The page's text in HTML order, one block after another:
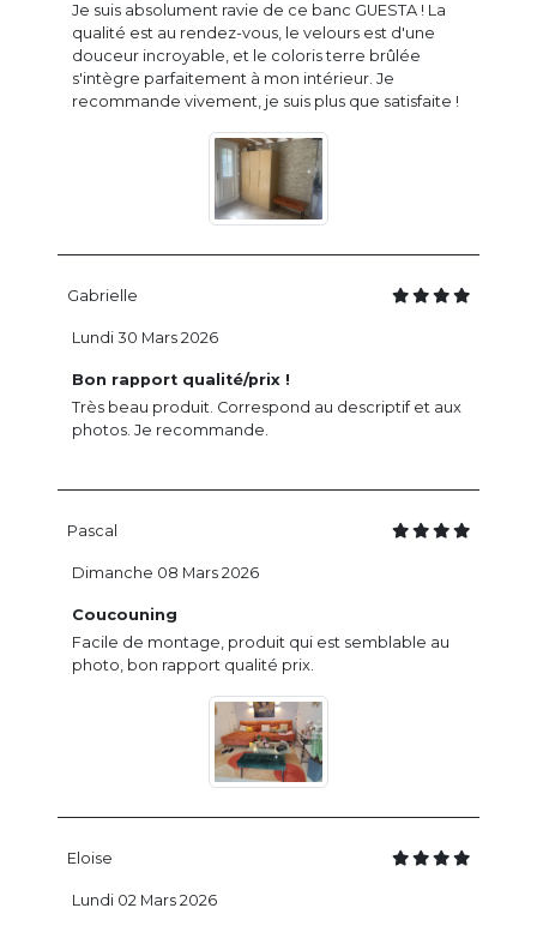
Je suis absolument ravie de ce banc GUESTA ! La
qualité est au rendez-vous, le velours est d'une
douceur incroyable, et le coloris terre brûlée
s'intègre parfaitement à mon intérieur. Je
recommande vivement, je suis plus que satisfaite !
Gabrielle
Bon rapport qualité/prix !
Très beau produit. Correspond au descriptif et aux
photos. Je recommande.
Lundi 30 Mars 2026
Pascal
Coucouning
Facile de montage, produit qui est semblable au
photo, bon rapport qualité prix.
Dimanche 08 Mars 2026
Eloise
Lundi 02 Mars 2026